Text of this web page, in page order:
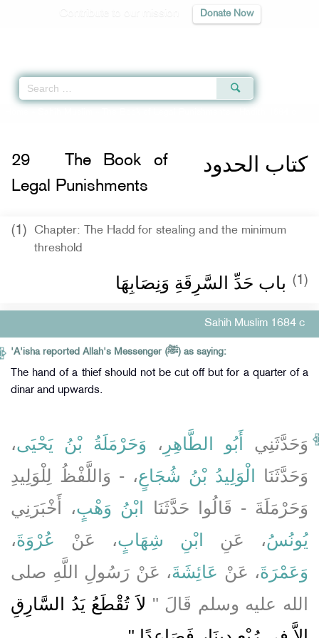
Donate Now
كتاب الحدود 29
The Book of
Legal Punishments
(1)
Chapter: The Hadd for stealing and the minimum
threshold
(1) باب حَدِّ السَّرِقَةِ وَنِصَابِهَا ‏‏
Sahih Muslim 1684 c
'A'isha reported Allah's Messenger (ﷺ) as saying:
The hand of a thief should not be cut off but for a quarter of a
dinar and upwards.
وَحَدَّثَنِي أَبُو الطَّاهِرِ ، وَحَرْمَلَةُ بْنُ يَحْيَى،
وَحَدَّثَنَا
الْوَلِيدُ بْنُ شُجَاعٍ، - وَاللَّفْظُ لِلْوَلِيدِ
وَحَرْمَلَةَ - قَالُوا حَدَّثَنَا
ابْنُ وَهْبٍ، أَخْبَرَنِي
يُونُسُ، عَنِ ابْنِ شِهَابٍ، عَنْ عُرْوَةَ،
وَعَمْرَةَ، عَنْ عَائِشَةَ، عَنْ رَسُولِ اللَّهِ صلى
الله عليه وسلم قَالَ ‏"‏ لاَ تُقْطَعُ يَدُ السَّارِقِ